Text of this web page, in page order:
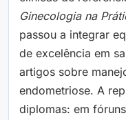
Ginecologia na
passou a integrar
de excelência em
artigos sobre
endometriose. A
diplomas: em